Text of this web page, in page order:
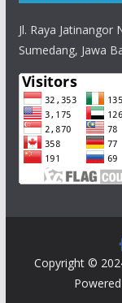
Jl. Raya Jatinangor
Sumedang, Jawa
Copyright ©